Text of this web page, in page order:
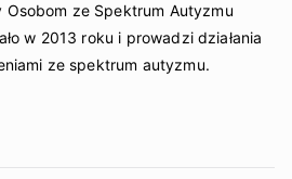
Osobom ze Spektrum Autyzmu
w 2013 roku i prowadzi działania
ze spektrum autyzmu.